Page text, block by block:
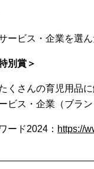
ービス・企業を選
別賞＞
くさんの育児用品
ビス・企業（ブラン
ード2024： https://